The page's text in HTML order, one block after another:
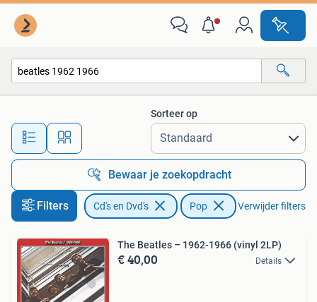
Alle afstanden…
Sorteer op
Bewaar je zoekopdracht
Filters Cd's en Dvd's Pop Verwijder filters
The Beatles – 1962-1966 (vinyl 2LP)
€ 40,00 Details